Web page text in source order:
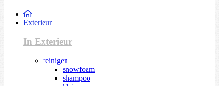
Exterieur
In Exterieur
reinigen
snowfoam
shampoo